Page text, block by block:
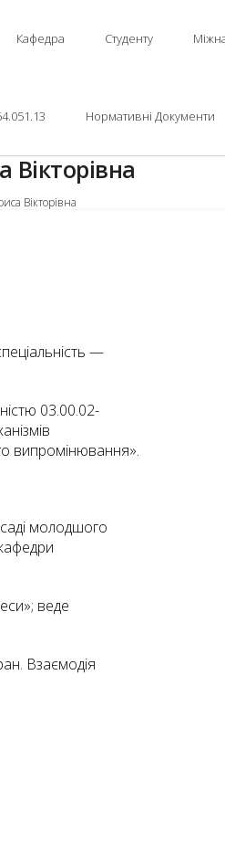
Кафедра Студенту
Нормативні Документи
Вікторівна
Вікторівна
—
03.00.02-
випромінювання».
молодшого
веде
Взаємодія